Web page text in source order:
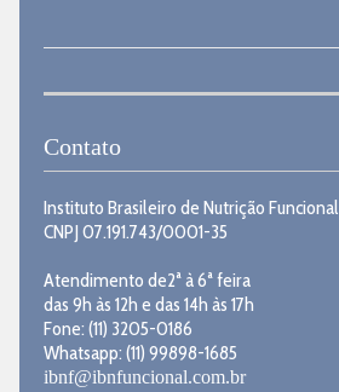
Contato
Instituto Brasileiro de Nutrição Funcional
CNPJ 07.191.743/0001-35
Atendimento de2ª à 6ª feira
das 9h às 12h e das 14h às 17h
Fone: (11) 3205-0186
Whatsapp: (11) 99898-1685
ibnf@ibnfuncional.com.br